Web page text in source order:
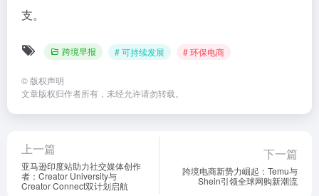
支。
跨境早报 # 可持续发展 # 环保电商
© 版权声明
文章版权归作者所有，未经允许请勿转载。
上一篇
亚马逊印度站助力社交媒体创作
者：Creator University与
Creator Connect双计划启航
下一篇
跨境电商新势力崛起：Temu与
Shein引领全球网购新潮流